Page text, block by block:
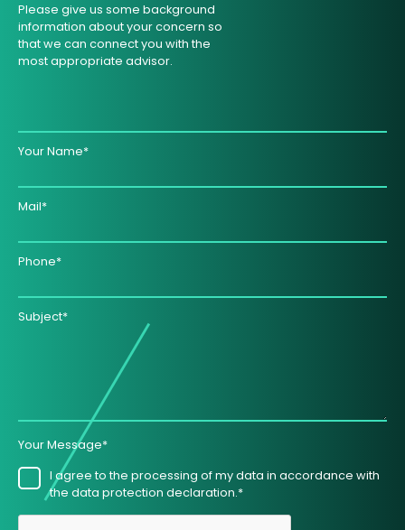
Please give us some background
information about your concern so
that we can connect you with the
most appropriate advisor.
Your Name*
Mail*
Phone*
Subject*
Your Message*
I agree to the processing of my data in accordance with
the data protection declaration.*